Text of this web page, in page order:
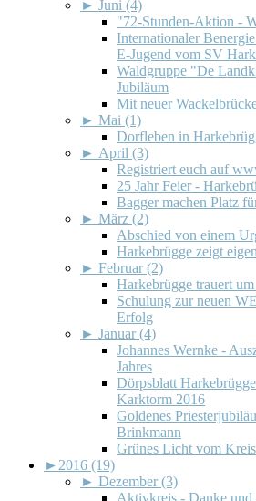
► Juni (4)
"72-Stunden-Aktion -
Internationaler
E-Jugend vom SV
Waldgruppe "De
Jubiläum
Mit neuer
► Mai (1)
Dorfleben in
► April (3)
Registriert euch auf
25 Jahr Feier -
Bagger machen Platz
► März (2)
Abschied von einem
Harkebrügge zeigt
► Februar (2)
Harkebrügge trauert
Schulung zur neuen
Erfolg
► Januar (4)
Johannes Wernke -
Jahres
Dörpsblatt
Karktorm 2016
Goldenes
Brinkmann
Grünes Licht vom
► 2016 (19)
► Dezember (3)
Aktivkreis - Danke und